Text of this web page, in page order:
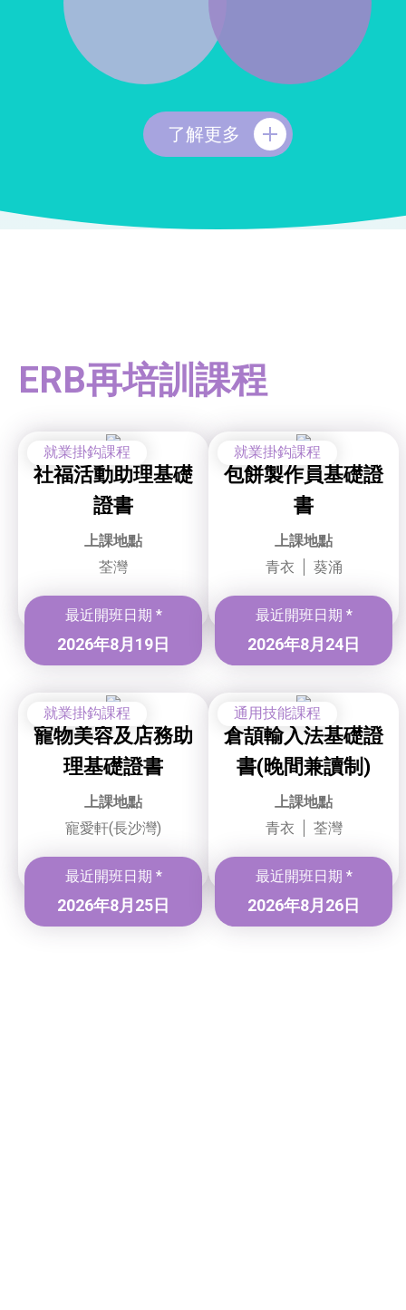
了解更多
ERB再培訓課程
就業掛鈎課程
社福活動助理基礎
證書
上課地點
荃灣
最近開班日期 *
2026年8月19日
就業掛鈎課程
包餅製作員基礎證
書
上課地點
青衣
葵涌
最近開班日期 *
2026年8月24日
就業掛鈎課程
寵物美容及店務助
理基礎證書
上課地點
寵愛軒(長沙灣)
最近開班日期 *
2026年8月25日
通用技能課程
倉頡輸入法基礎證
書(晚間兼讀制)
上課地點
青衣
荃灣
最近開班日期 *
2026年8月26日